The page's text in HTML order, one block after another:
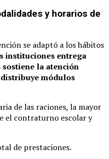
y horarios de
se adaptó a los hábitos
instituciones entrega
sostiene la atención
distribuye módulos
de las raciones, la mayor
el contraturno escolar y
de prestaciones.